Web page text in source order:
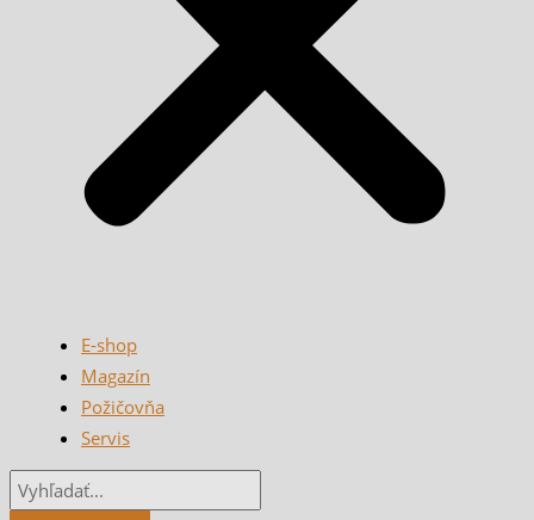
E-shop
Magazín
Požičovňa
Servis